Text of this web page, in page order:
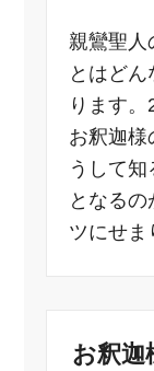
親鸞聖人
とはど
ります
お釈迦様
うして
となる
ツにせま
お釈迦